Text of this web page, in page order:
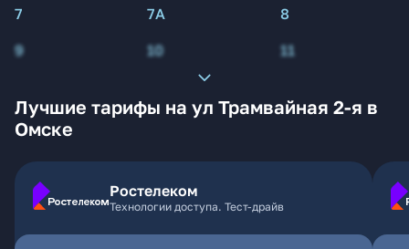
7
7А
8
9
10 11
Лучшие тарифы на ул Трамвайная 2-я в
Омске
Ростелеком
Технологии доступа. Тест-драйв